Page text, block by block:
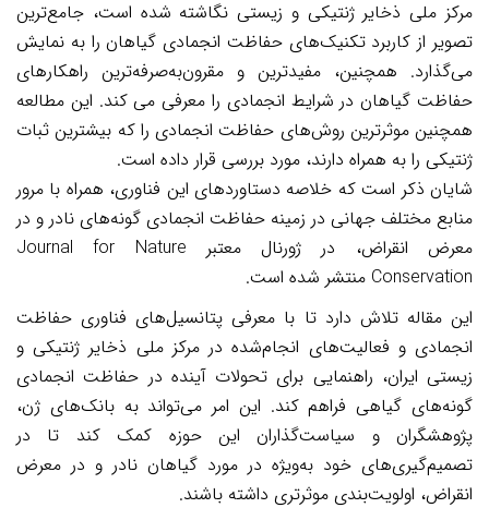
مرکز ملی ذخایر ژنتیکی و زیستی نگاشته شده است، جامع‌ترین
تصویر از کاربرد تکنیک‌های حفاظت انجمادی گیاهان را به نمایش
می‌گذارد. همچنین، مفیدترین و مقرون‌به‌صرفه‌ترین راهکارهای
حفاظت گیاهان در شرایط انجمادی را معرفی می کند. این مطالعه
همچنین موثرترین روش‌های حفاظت انجمادی را که بیشترین ثبات
ژنتیکی را به همراه دارند، مورد بررسی قرار داده است.
شایان ذکر است که خلاصه دستاوردهای این فناوری، همراه با مرور
منابع مختلف جهانی در زمینه حفاظت انجمادی گونه‌های نادر و در
معرض انقراض، در ژورنال معتبر Journal for Nature
Conservation منتشر شده است.
این مقاله تلاش دارد تا با معرفی پتانسیل‌های فناوری حفاظت
انجمادی و فعالیت‌های انجام‌شده در مرکز ملی ذخایر ژنتیکی و
زیستی ایران، راهنمایی برای تحولات آینده در حفاظت انجمادی
گونه‌های گیاهی فراهم کند. این امر می‌تواند به بانک‌های ژن،
پژوهشگران و سیاست‌گذاران این حوزه کمک کند تا در
تصمیم‌گیری‌های خود به‌ویژه در مورد گیاهان نادر و در معرض
انقراض، اولویت‌بندی موثرتری داشته باشند.